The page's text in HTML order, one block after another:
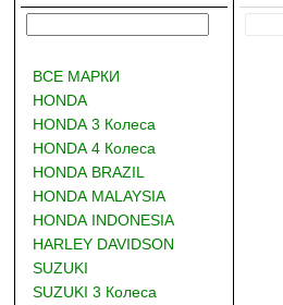
ВСЕ МАРКИ
HONDA
HONDA 3 Колеса
HONDA 4 Колеса
HONDA BRAZIL
HONDA MALAYSIA
HONDA INDONESIA
HARLEY DAVIDSON
SUZUKI
SUZUKI 3 Колеса